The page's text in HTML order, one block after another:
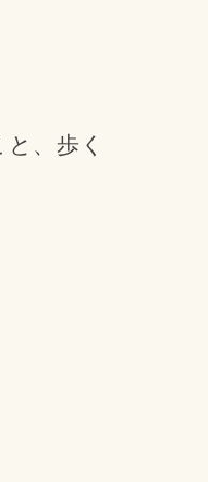
、歩く